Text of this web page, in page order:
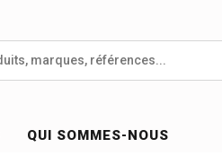
QUI SOMMES-NOUS